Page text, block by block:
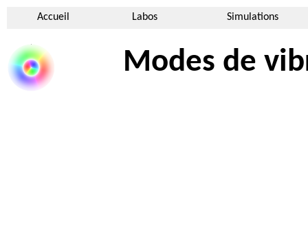
Accueil Labos Simulations
Modes de